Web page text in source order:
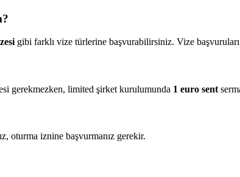
gibi farklı vize türlerine başvurabilirsiniz. Vize
gerekmezken, limited şirket kurulumunda 1 euro sent
oturma iznine başvurmanız gerekir.